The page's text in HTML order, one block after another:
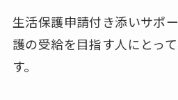
生活保護申請付き添いサポ
護の受給を目指す人にとっ
す。